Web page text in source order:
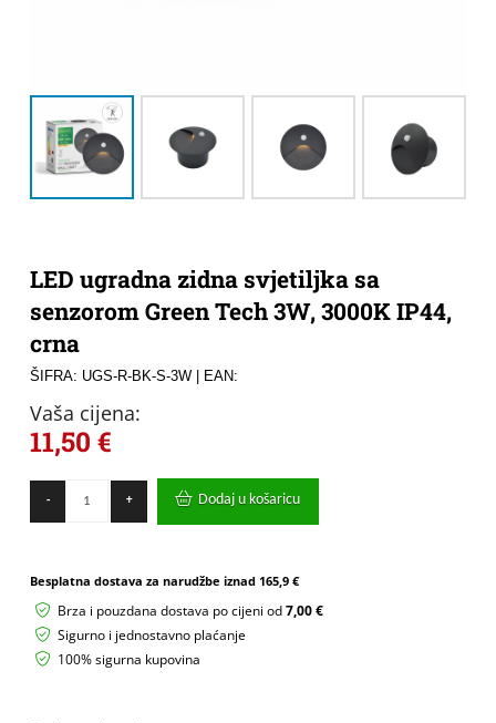
LED ugradna zidna svjetiljka sa
senzorom Green Tech 3W, 3000K IP44,
crna
ŠIFRA: UGS-R-BK-S-3W| EAN:
Vaša cijena:
11,50 €
-
ugradna
zidna
senzorom
3W,
3000K
+ Dodaj u košaricu
Besplatna dostava za narudžbe iznad 165,9 €
Brza i pouzdana dostava po cijeni od7,00 €
Sigurno i jednostavno plaćanje
100% sigurna kupovina